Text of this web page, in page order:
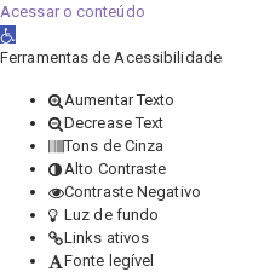
Acessar o conteúdo
Abrir a barra de ferramentas
Ferramentas de Acessibilidade
Aumentar Texto
Decrease Text
Tons de Cinza
Alto Contraste
Contraste Negativo
Luz de fundo
Links ativos
Fonte legível